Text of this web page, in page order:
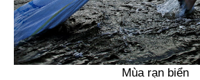
Mùa rạn biển